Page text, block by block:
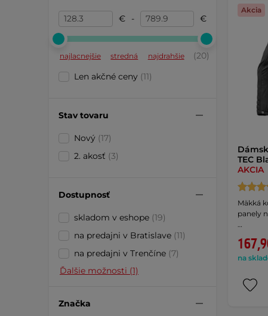
€ - €
najlacnejšie stredná najdrahšie
(20)
Len akčné ceny (11)
Stav tovaru
Nový (17)
2. akosť (3)
Dostupnosť
skladom v eshope (19)
na predajni v Bratislave (11)
na predajni v Trenčíne (7)
Ďalšie možnosti (1)
Značka
Akcia
TEC
AKCIA
Mäkká
panely
na